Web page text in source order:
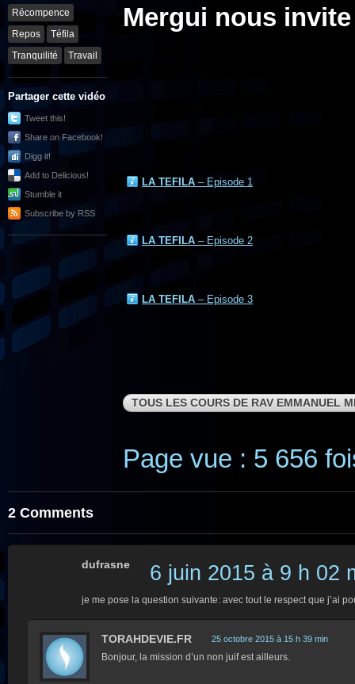
Récompence
Repos
Téfila
Tranquilité
Travail
Partager cette vidéo
Tweet this!
Share on Facebook!
Digg it!
Add to Delicious!
Stumble it
Subscribe by RSS
Mergui nous
LA TEFILA– Episode 1
LA TEFILA– Episode 2
LA TEFILA– Episode 3
TOUS LES COURS DE RAV EMMANUEL
Page vue : 5 656
2 Comments
dufrasne 6 juin 2015 à 9 h 02
je me pose la question suivante: avec tout le respect que j’ai
TORAHDEVIE.FR 25 octobre 2015 à 15 h 39 min
Bonjour, la mission d’un non juif est ailleurs.